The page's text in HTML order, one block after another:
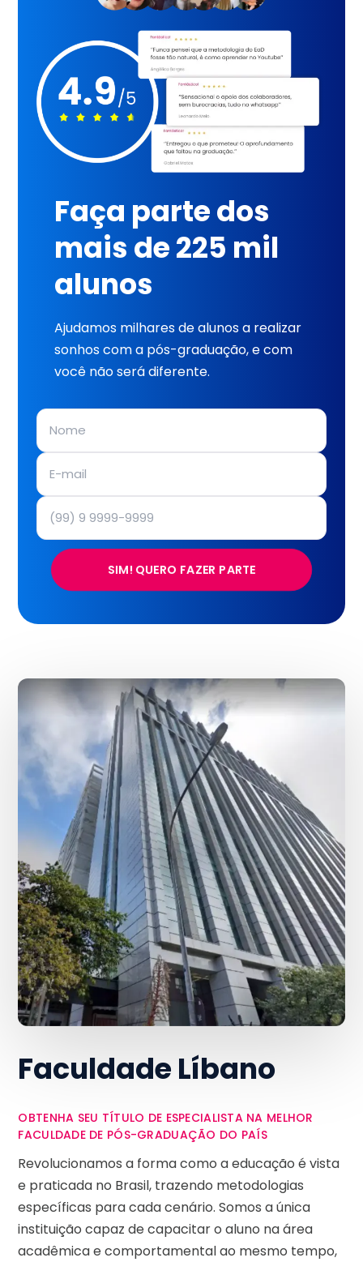
Faça parte dos
mais de 225 mil
alunos
Ajudamos milhares de alunos a realizar
sonhos com a pós-graduação, e com
você não será diferente.
SIM! QUERO FAZER PARTE
Faculdade Líbano
OBTENHA SEU TÍTULO DE ESPECIALISTA NA MELHOR
FACULDADE DE PÓS-GRADUAÇÃO DO PAÍS
Revolucionamos a forma como a educação é vista
e praticada no Brasil, trazendo metodologias
específicas para cada cenário. Somos a única
instituição capaz de capacitar o aluno na área
acadêmica e comportamental ao mesmo tempo,